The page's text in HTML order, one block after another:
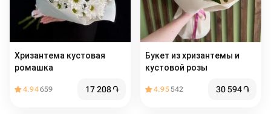
Хризантема кустовая
ромашка
4.94659 17 208֏
Букет из хризантемы и
кустовой розы
4.95542 30 594֏